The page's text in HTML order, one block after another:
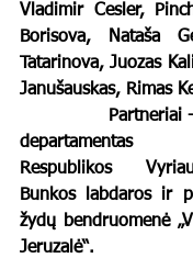
Vladimir Cesler,
Borisova, Nataša
Tatarinova, Juozas
Janušauskas, Rimas
departamentas
Respublikos
Bunkos labdaros ir
žydų bendruomenė
Jeruzalė“.